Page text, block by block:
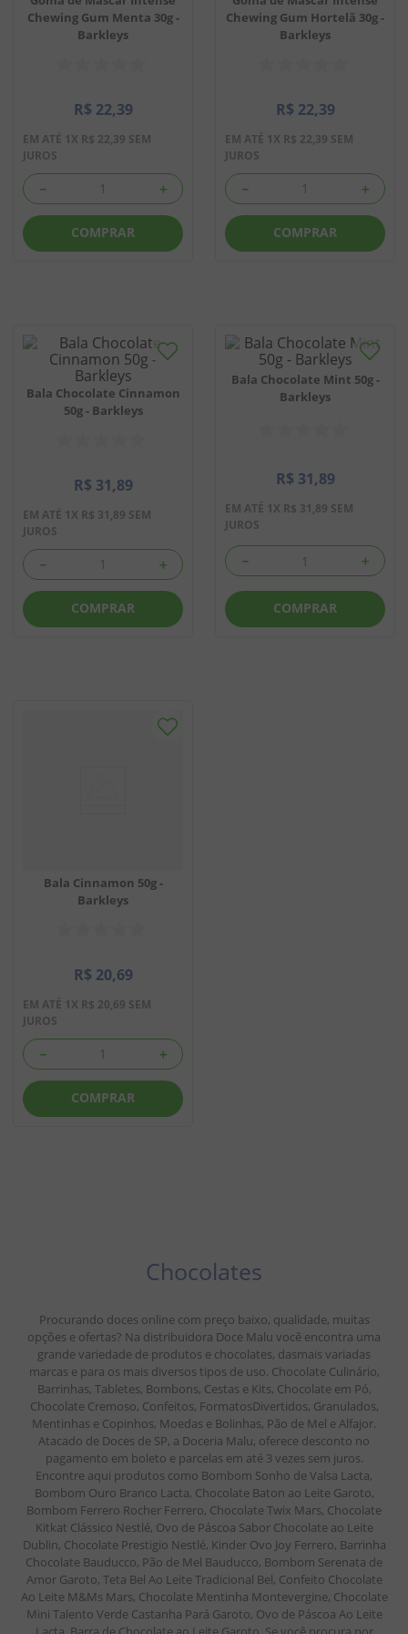
Chewing Gum Menta 30g -
Barkleys
R$ 22,39
EM ATÉ 1X R$ 22,39 SEM
JUROS
＋
－
COMPRAR
Chewing Gum Hortelã 30g -
Barkleys
R$ 22,39
EM ATÉ 1X R$ 22,39 SEM
JUROS
＋
－
COMPRAR
Bala Chocolate Cinnamon
50g - Barkleys
R$ 31,89
EM ATÉ 1X R$ 31,89 SEM
JUROS
＋
－
COMPRAR
Bala Chocolate Mint 50g -
Barkleys
R$ 31,89
EM ATÉ 1X R$ 31,89 SEM
JUROS
＋
－
COMPRAR
Bala Cinnamon 50g -
Barkleys
R$ 20,69
EM ATÉ 1X R$ 20,69 SEM
JUROS
＋
－
COMPRAR
Chocolates
Procurando doces online com preço baixo, qualidade, muitas
opções e ofertas? Na distribuidora Doce Malu você encontra uma
grande variedade de produtos e chocolates, dasmais variadas
marcas e para os mais diversos tipos de uso. Chocolate Culinário,
Barrinhas, Tabletes, Bombons, Cestas e Kits, Chocolate em Pó,
Chocolate Cremoso, Confeitos, FormatosDivertidos, Granulados,
Mentinhas e Copinhos, Moedas e Bolinhas, Pão de Mel e Alfajor.
Atacado de Doces de SP, a Doceria Malu, oferece desconto no
pagamento em boleto e parcelas em até 3 vezes sem juros.
Encontre aqui produtos como Bombom Sonho de Valsa Lacta,
Bombom Ouro Branco Lacta, Chocolate Baton ao Leite Garoto,
Bombom Ferrero Rocher Ferrero, Chocolate Twix Mars, Chocolate
Kitkat Clássico Nestlé, Ovo de Páscoa Sabor Chocolate ao Leite
Dublin, Chocolate Prestigio Nestlé, Kinder Ovo Joy Ferrero, Barrinha
Chocolate Bauducco, Pão de Mel Bauducco, Bombom Serenata de
Amor Garoto, Teta Bel Ao Leite Tradicional Bel, Confeito Chocolate
Ao Leite M&Ms Mars, Chocolate Mentinha Montevergine, Chocolate
Mini Talento Verde Castanha Pará Garoto, Ovo de Páscoa Ao Leite
chiclete